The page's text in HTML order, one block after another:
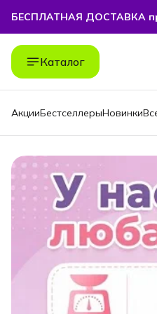
БЕСПЛАТНАЯ ДОСТАВКА
БЕСПЛАТНАЯ ДОСТАВКА при
Каталог
АкцииБестселлерыНовинки